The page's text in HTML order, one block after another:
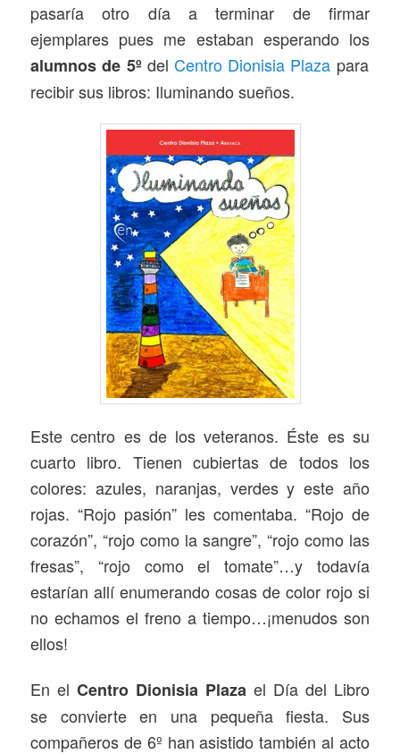
pasaría otro día a terminar de firmar
ejemplares pues me estaban esperando los
alumnos de 5º del Centro Dionisia Plaza para
recibir sus libros: Iluminando sueños.
Este centro es de los veteranos. Éste es su
cuarto libro. Tienen cubiertas de todos los
colores: azules, naranjas, verdes y este año
rojas. “Rojo pasión” les comentaba. “Rojo de
corazón”, “rojo como la sangre”, “rojo como las
fresas”, “rojo como el tomate”…y todavía
estarían allí enumerando cosas de color rojo si
no echamos el freno a tiempo…¡menudos son
ellos!
En el Centro Dionisia Plaza el Día del Libro
se convierte en una pequeña fiesta. Sus
compañeros de 6º han asistido también al acto